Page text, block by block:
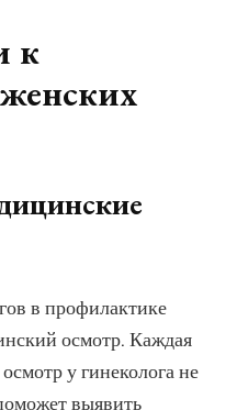
к
в профилактике
осмотр. Каждая
у гинеколога не
выявить